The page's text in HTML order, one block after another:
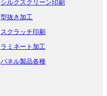
シルクスクリーン印刷
型抜き加工
スクラッチ印刷
ラミネート加工
パネル製品各種